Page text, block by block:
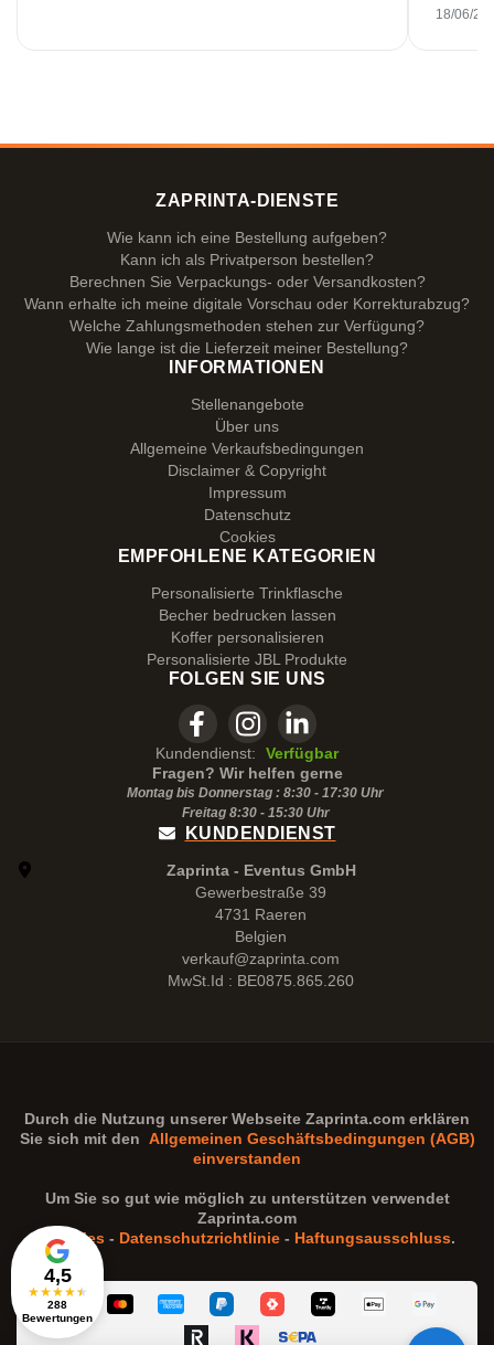
18/06/
4,5
★★★★★
288
Bewertungen
ZAPRINTA-DIENSTE
Wie kann ich eine Bestellung aufgeben?
Kann ich als Privatperson bestellen?
Berechnen Sie Verpackungs- oder Versandkosten?
Wann erhalte ich meine digitale Vorschau oder Korrekturabzug?
Welche Zahlungsmethoden stehen zur Verfügung?
Wie lange ist die Lieferzeit meiner Bestellung?
INFORMATIONEN
Stellenangebote
Über uns
Allgemeine Verkaufsbedingungen
Disclaimer & Copyright
Impressum
Datenschutz
Cookies
EMPFOHLENE KATEGORIEN
Personalisierte Trinkflasche
Becher bedrucken lassen
Koffer personalisieren
Personalisierte JBL Produkte
FOLGEN SIE UNS
Kundendienst:
Verfügbar
Fragen? Wir helfen gerne
Montag bis Donnerstag : 8:30 - 17:30 Uhr
Freitag 8:30 - 15:30Uhr
KUNDENDIENST
Zaprinta - Eventus GmbH
Gewerbestraße 39
4731 Raeren
Belgien
verkauf@zaprinta.com
MwSt.Id : BE0875.865.260
Durch die Nutzung unserer Webseite Zaprinta.com erklären
Sie sich mit den Allgemeinen Geschäftsbedingungen (AGB)
einverstanden
Um Sie so gut wie möglich zu unterstützen verwendet
Zaprinta.com
Cookies - Datenschutzrichtlinie - Haftungsausschluss.